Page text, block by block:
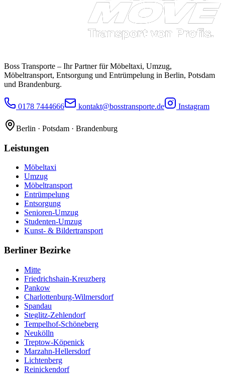
Boss Transporte – Ihr Partner für Möbeltaxi, Umzug,
Möbeltransport, Entsorgung und Entrümpelung in Berlin, Potsdam
und Brandenburg.
0178 7444666 kontakt@bosstransporte.de Instagram
Berlin · Potsdam · Brandenburg
Leistungen
Möbeltaxi
Umzug
Möbeltransport
Entrümpelung
Entsorgung
Senioren-Umzug
Studenten-Umzug
Kunst- & Bildertransport
Berliner Bezirke
Mitte
Friedrichshain-Kreuzberg
Pankow
Charlottenburg-Wilmersdorf
Spandau
Steglitz-Zehlendorf
Tempelhof-Schöneberg
Neukölln
Treptow-Köpenick
Marzahn-Hellersdorf
Lichtenberg
Reinickendorf